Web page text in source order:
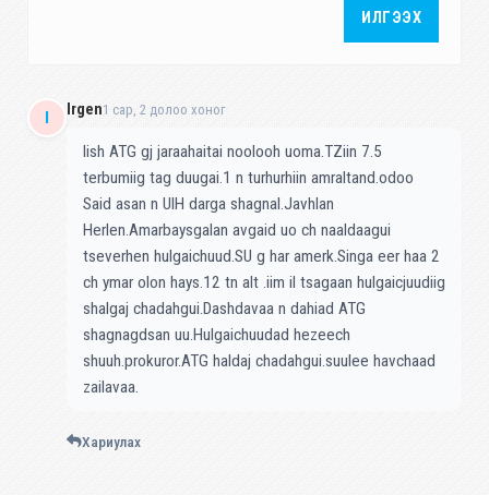
ИЛГЭЭХ
I Irgen1 сар, 2 долоо хоног
Iish ATG gj jaraahaitai noolooh uoma.TZiin 7.5
terbumiig tag duugai.1 n turhurhiin amraltand.odoo
Said asan n UIH darga shagnal.Javhlan
Herlen.Amarbaysgalan avgaid uo ch naaldaagui
tseverhen hulgaichuud.SU g har amerk.Singa eer haa 2
ch ymar olon hays.12 tn alt .iim il tsagaan hulgaicjuudiig
shalgaj chadahgui.Dashdavaa n dahiad ATG
shagnagdsan uu.Hulgaichuudad hezeech
shuuh.prokuror.ATG haldaj chadahgui.suulee havchaad
zailavaa.
Хариулах